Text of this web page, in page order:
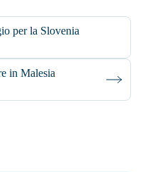
per la Slovenia
in Malesia